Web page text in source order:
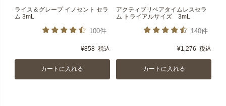
ライス＆グレープ イノセント セラ
ム 3mL
100件
¥858 税込
カートに入れる
アクティブリペアタイムレスセラ
ム トライアルサイズ 3mL
140件
¥1,276 税込
カートに入れる